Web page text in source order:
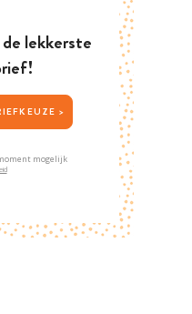
lekkerste
JOUW NIEUWSBRIEFKEUZE >
mogelijk